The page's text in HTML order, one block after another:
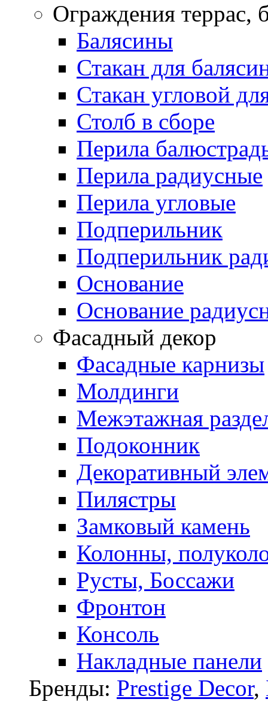
Oграждения террас,
Балясины
Стакан для
Стакан угловой
Столб в сборе
Перила
Перила радиусные
Перила угловые
Подперильник
Подперильник
Основание
Основание
Фасадный декор
Фасадные карнизы
Молдинги
Межэтажная
Подоконник
Декоративный
Пилястры
Замковый камень
Колонны,
Русты, Боссажи
Фронтон
Консоль
Накладные панели
Бренды: Prestige Decor,